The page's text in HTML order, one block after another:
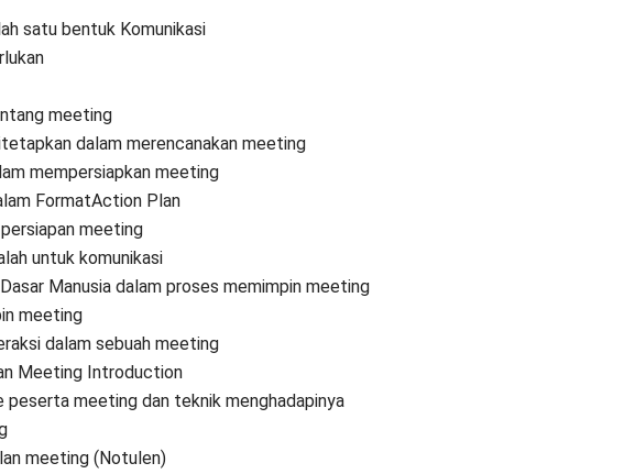
satu bentuk Komunikasi
meeting
dalam merencanakan meeting
mempersiapkan meeting
FormatAction Plan
meeting
untuk komunikasi
Manusia dalam proses memimpin meeting
meeting
dalam sebuah meeting
Meeting Introduction
meeting dan teknik menghadapinya
meeting (Notulen)